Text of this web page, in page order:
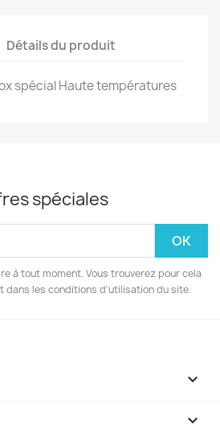
Détails du produit
spécial Haute températures
spéciales
à tout moment. Vous trouverez pour cela
dans les conditions d'utilisation du site.

